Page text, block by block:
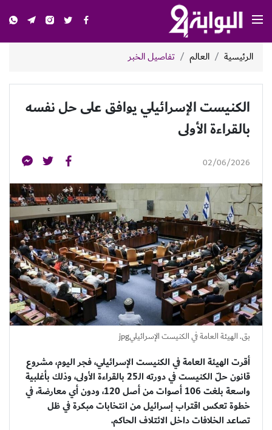
الرئيسية العالم تفاصيل الخبر
الكنيست الإسرائيلي يوافق على حل نفسه
بالقراءة الأولى
02/06/2026
بق. الهيئة العامة في الكنيست الإسرائيليjpg
أقرت الهيئة العامة في الكنيست الإسرائيلي، فجر اليوم، مشروع
قانون حلّ الكنيست في دورته الـ25 بالقراءة الأولى، وذلك بأغلبية
واسعة بلغت 106 أصوات من أصل 120، ودون أي معارضة، في
خطوة تعكس اقتراب إسرائيل من انتخابات مبكرة في ظل
تصاعد الخلافات داخل الائتلاف الحاكم.